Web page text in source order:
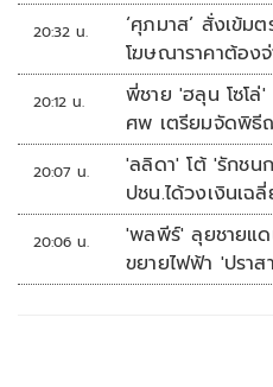
20:32 น.
‘ศุภมาส’ สั่งเข้ม
โฆษณาราคาต้อง
20:12 น.
พี่ชาย 'ฮลุน โซโล่
ศพ เตรียมจัดพิธี
20:07 น.
'ลลิดา' โต้ 'รักชน
ปชน.ได้วงเงินเฉ
20:06 น.
'พลพีร์' ลุยชายแด
ขยายไฟฟ้า 'ปรา